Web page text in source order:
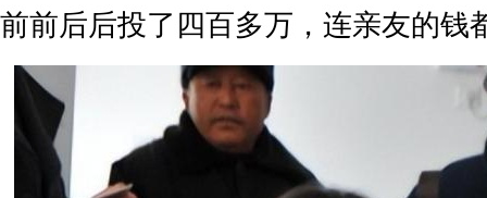
前前后后投了四百多万，连亲友的钱